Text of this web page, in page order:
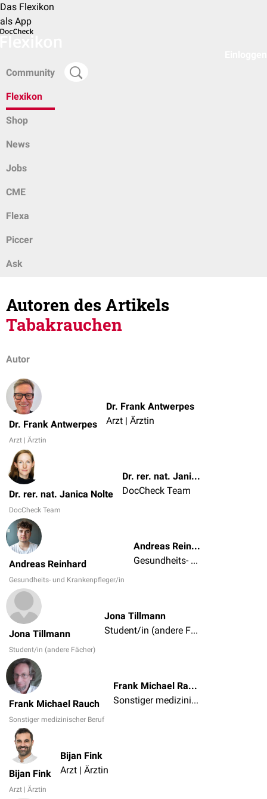
Das Flexikon
als App
Community
Flexikon
Shop
News
Jobs
CME
Flexa
Piccer
Ask
Autoren des Artikels
Tabakrauchen
Autor
Dr. Frank Antwerpes
Arzt | Ärztin
Dr. Frank Antwerpes
Arzt | Ärztin
Dr. rer. nat. Janica Nolte
DocCheck Team
Dr. rer. nat. Janica Nolte
DocCheck Team
Andreas Reinhard
Gesundheits- und Krankenpfleger/in
Andreas Reinhard
Gesundheits- und Krankenpfleger/in
Jona Tillmann
Student/in (andere Fächer)
Jona Tillmann
Student/in (andere Fächer)
Frank Michael Rauch
Sonstiger medizinischer Beruf
Frank Michael Rauch
Sonstiger medizinischer Beruf
Bijan Fink
Arzt | Ärztin
Bijan Fink
Arzt | Ärztin